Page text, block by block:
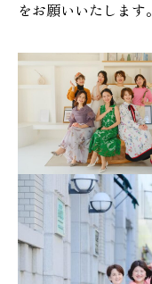
をお願いいたします。